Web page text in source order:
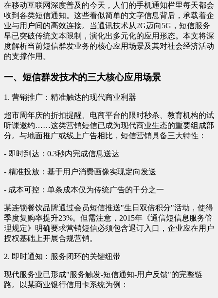
在移动互联网深度普及的今天，人们的手机通知栏里每天都会
收到各类短信通知。这些看似简单的文字信息背后，承载着企
业与用户间的高效连接。当通讯技术从2G迈向5G，短信服务
早已突破传统文本限制，演化出多元化的应用形态。本文将深
度解析当前短信群发业务的核心应用场景及其对社会经济活动
的支撑作用。
一、短信群发技术的三大核心应用场景
1. 营销推广：精准触达的现代商业利器
超市周年庆的折扣提醒、电商平台的限时秒杀、教育机构的试
听课邀约……这类营销短信已成为现代商业生态的重要组成部
分。与地面推广或线上广告相比，短信营销具备三大特性：
- 即时到达：0.3秒内完成信息送达
- 精准投放：基于用户消费画像实现定向发送
- 成本可控：单条成本仅为传统广告的千分之一
某连锁餐饮品牌通过会员短信推送"生日双倍积分"活动，使得
季度复购率提升23%。但需注意，2015年《通信短信息服务管
理规定》明确要求营销短信必须包含退订入口，企业应在用户
授权基础上开展合规营销。
2. 即时通知：服务闭环的关键纽带
现代服务业已形成"服务触发-短信通知-用户反馈"的完整链
路。以某商业银行信用卡系统为例：